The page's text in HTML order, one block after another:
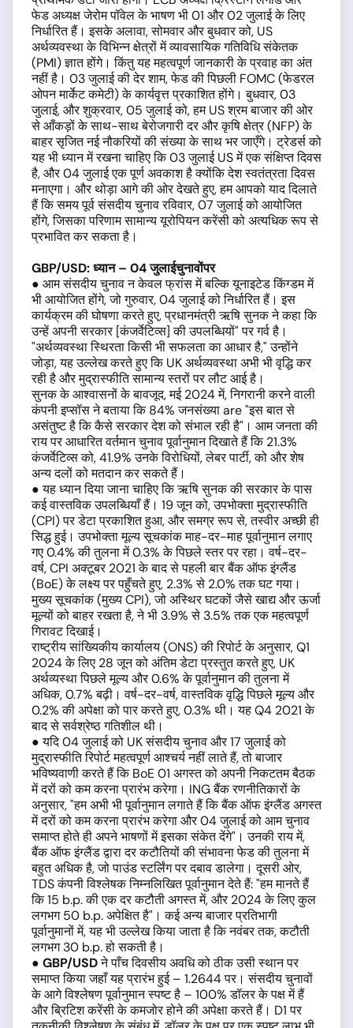
फेड अध्यक्ष जेरोम पॉवेल के भाषण भी 01 और 02 जुलाई के लिए
निर्धारित हैं। इसके अलावा, सोमवार और बुधवार को, US
अर्थव्यवस्था के विभिन्न क्षे‍त्रों में व्यावसायिक गतिविधि संकेतक
(PMI) ज्ञात होंगे। किंतु यह महत्वपूर्ण जानकारी के प्रवाह का अंत
नहीं है। 03 जुलाई की देर शाम, फेड की पिछली FOMC (फेडरल
ओपन मार्केट कमेटी) के कार्यवृत्त प्रकाशित होंगे। बुधवार, 03
जुलाई, और शुक्रवार, 05 जुलाई को, हम US श्रम बाजार की ओर
से आँकड़ों के साथ-साथ बेरोजगारी दर और कृषि क्षेत्र (NFP) के
बाहर सृजित नई नौकरियों की संख्या के साथ भर जाएँगे। ट्रेडर्स को
यह भी ध्यान में रखना चाहिए कि 03 जुलाई US में एक संक्षिप्त दिवस
है, और 04 जुलाई एक पूर्ण अवकाश है क्योंकि देश स्वतंत्रता दिवस
मनाएगा। और थोड़ा आगे की ओर देखते हुए, हम आपको याद दिलाते
हैं कि समय पूर्व संसदीय चुनाव रविवार, 07 जुलाई को आयोजित
होंगे, जिसका परिणाम सामान्य यूरोपियन करेंसी को अत्यधिक रूप से
प्रभावित कर सकता है।
GBP/USD:ध्यान– 04जुलाईचुनावोंपर
● आम संसदीय चुनाव न केवल फ्रांस में बल्कि यूनाइटेड किंग्डम में
भी आयोजित होंगे, जो गुरुवार, 04 जुलाई को निर्धारित हैं। इस
कार्यक्रम की घोषणा करते हुए, प्रधानमंत्री ऋषि सुनक ने कहा कि
उन्हें अपनी सरकार [कंजर्वेटिव्स] की उपलब्धियों" पर गर्व है।
"अर्थव्यवस्था स्थिरता किसी भी सफलता का आधार है," उन्होंने
जोड़ा, यह उल्लेख करते हुए कि UK अर्थव्यवस्था अभी भी वृद्धि कर
रही है और मुद्रास्फीति सामान्य स्तरों पर लौट आई है।
सुनक के आश्वासनों के बावजूद, मई 2024 में, निगरानी करने वाली
कंपनी इप्सॉस ने बताया कि 84% जनसंख्या are "इस बात से
असंतुष्ट है कि कैसे सरकार देश को संभाल रही है"। आम जनता की
राय पर आधारित वर्तमान चुनाव पूर्वानुमान दिखाते हैं कि 21.3%
कंजर्वेटिव्स को, 41.9% उनके विरोधियों, लेबर पार्टी, को और शेष
अन्य दलों को मतदान कर सकते हैं।
● यह ध्यान दिया जाना चाहिए कि ऋषि सुनक की सरकार के पास
कई वास्तविक उपलब्धियाँ हैं। 19 जून को, उपभोक्ता मुद्रास्फीति
(CPI) पर डेटा प्रकाशित हुआ, और समग्र रूप से, तस्वीर अच्छी ही
सिद्ध हुई। उपभोक्ता मूल्य सूचकांक माह-दर-माह पूर्वानुमान लगाए
गए 0.4% की तुलना में 0.3% के पिछले स्तर पर रहा। वर्ष-दर-
वर्ष, CPI अक्टूबर 2021 के बाद से पहली बार बैंक ऑफ इंग्लैंड
(BoE) के लक्ष्य पर पहुँचते हुए, 2.3% से 2.0% तक घट गया।
मुख्य सूचकांक (मुख्य CPI), जो अस्थिर घटकों जैसे खाद्य और ऊर्जा
मूल्यों को बाहर रखता है, ने भी 3.9% से 3.5% तक एक महत्वपूर्ण
गिरावट दिखाई।
राष्ट्रीय सांख्यिकीय कार्यालय (ONS) की रिपोर्ट के अनुसार, Q1
2024 के लिए 28 जून को अंतिम डेटा प्रस्तुत करते हुए, UK
अर्थव्यस्था पिछले मूल्य और 0.6% के पूर्वानुमान की तुलना में
अधिक, 0.7% बढ़ी। वर्ष-दर-वर्ष, वास्तविक वृद्धि पिछले मूल्य और
0.2% की अपेक्षा को पार करते हुए, 0.3% थी। यह Q4 2021 के
बाद से सर्वश्रेष्ठ गतिशील थी।
● यदि 04 जुलाई को UK संसदीय चुनाव और 17 जुलाई को
मुद्रास्फीति रिपोर्ट महत्वपूर्ण आश्चर्य नहीं लाते हैं, तो बाजार
भविष्यवाणी करते हैं कि BoE 01 अगस्त को अपनी निकटतम बैठक
में दरों को कम करना प्रारंभ करेगा। ING बैंक रणनीतिकारों के
अनुसार, "हम अभी भी पूर्वानुमान लगाते हैं कि बैंक ऑफ इंग्लैंड अगस्त
में दरों को कम करना प्रारंभ करेगा और 04 जुलाई को आम चुनाव
समाप्त होते ही अपने भाषणों में इसका संकेत देंगे"। उनकी राय में,
बैंक ऑफ इंग्लैंड द्वारा दर कटौतियों की संभावना फेड की तुलना में
बहुत अधिक है, जो पाउंड स्टर्लिंग पर दबाव डालेगा। दूसरी ओर,
TDS कंपनी विश्लेषक निम्नलिखित पूर्वानुमान देते हैं: "हम मानते हैं
कि 15 b.p. की एक दर कटौती अगस्त में, और 2024 के लिए कुल
लगभग 50 b.p. अपेक्षित है"। कई अन्य बाजार प्रतिभागी
पूर्वानुमानों में, यह भी उल्लेख किया जाता है कि नवंबर तक, कटौती
लगभग 30 b.p. हो सकती है।
● GBP/USDने पाँच दिवसीय अवधि को ठीक उसी स्थान पर
समाप्त किया जहाँ यह प्रारंभ हुई – 1.2644 पर। संसदीय चुनावों
के आगे विश्लेषण पूर्वानुमान स्पष्ट है – 100% डॉलर के पक्ष में हैं
और ब्रिटिश करेंसी के कमजोर होने की अपेक्षा करते हैं। D1 पर